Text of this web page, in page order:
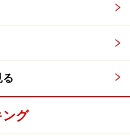
税引き後）
税引き後）
計算方法にも特徴が
「単利」（元本にの
なると半年の利息を
が適用されます。
る
ング